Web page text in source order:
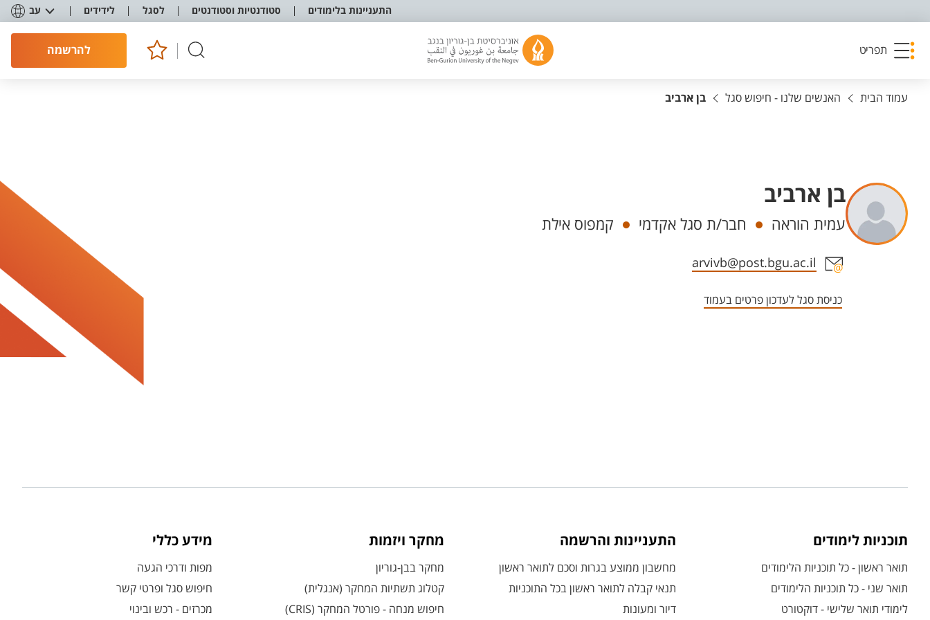
התעניינות בלימודים סטודנטיות וסטודנטים לסגל לידידים עב
תפריט להרשמה
עמוד הבית האנשים שלנו - חיפוש סגל בן ארביב
בן ארביב
יחידות
עמית הוראה חבר/ת סגל אקדמי קמפוס אילת
אזור צור קשר עם איש הסגל
arvivb@post.bgu.ac.il
כניסת סגל לעדכון פרטים בעמוד
תוכניות לימודים
תואר ראשון - כל תוכניות הלימודים
תואר שני - כל תוכניות הלימודים
לימודי תואר שלישי - דוקטורט
התעניינות והרשמה
מחשבון ממוצע בגרות וסכם לתואר ראשון
תנאי קבלה לתואר ראשון בכל התוכניות
דיור ומעונות
מחקר ויזמות
מחקר בבן-גוריון
קטלוג תשתיות המחקר (אנגלית)
חיפוש מנחה - פורטל המחקר (CRIS)
מידע כללי
מפות ודרכי הגעה
חיפוש סגל ופרטי קשר
מכרזים - רכש ובינוי